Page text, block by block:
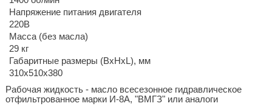
Напряжение питания двигателя
220В
Масса (без масла)
29 кг
Габаритные размеры (BхHхL), мм
310х510х380
Рабочая жидкость - масло всесезонное гидравлическое
отфильтрованное марки И-8А, "ВМГЗ" или аналоги